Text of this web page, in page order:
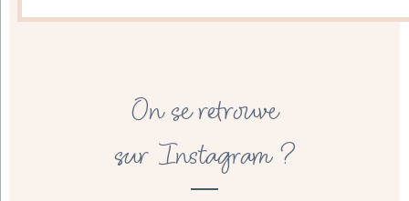
On se retrouve
sur Instagram ?